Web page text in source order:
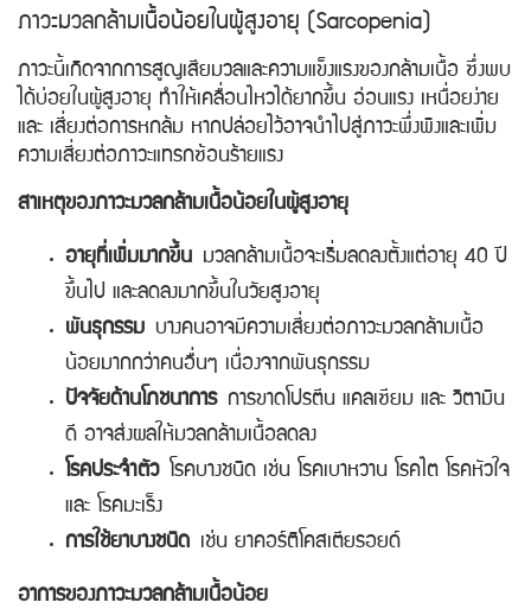
ภาวะมวลกล้ามเนื้อน้อยในผู้สูงอายุ (Sarcopenia)
ภาวะนี้เกิดจากการสูญเสียมวลและความแข็งแรงของกล้ามเนื้อ ซึ่งพบ
ได้บ่อยในผู้สูงอายุ ทำให้เคลื่อนไหวได้ยากขึ้น อ่อนแรง เหนื่อยง่าย
และ เสี่ยงต่อการหกล้ม หากปล่อยไว้อาจนำไปสู่ภาวะพึ่งพิงและเพิ่ม
ความเสี่ยงต่อภาวะแทรกซ้อนร้ายแรง
สาเหตุของภาวะมวลกล้ามเนื้อน้อยในผู้สูงอายุ
อายุที่เพิ่มมากขึ้น มวลกล้ามเนื้อจะเริ่มลดลงตั้งแต่อายุ 40 ปี
ขึ้นไป และลดลงมากขึ้นในวัยสูงอายุ
พันธุกรรม บางคนอาจมีความเสี่ยงต่อภาวะมวลกล้ามเนื้อ
น้อยมากกว่าคนอื่นๆ เนื่องจากพันธุกรรม
ปัจจัยด้านโภชนาการ การขาดโปรตีน แคลเซียม และ วิตามิน
ดี อาจส่งผลให้มวลกล้ามเนื้อลดลง
โรคประจำตัว
โรคบางชนิด เช่น โรคเบาหวาน โรคไต โรคหัวใจ
และ โรคมะเร็ง
การใช้ยาบางชนิด
เช่น ยาคอร์ติโคสเตียรอยด์
อาการของภาวะมวลกล้ามเนื้อน้อย